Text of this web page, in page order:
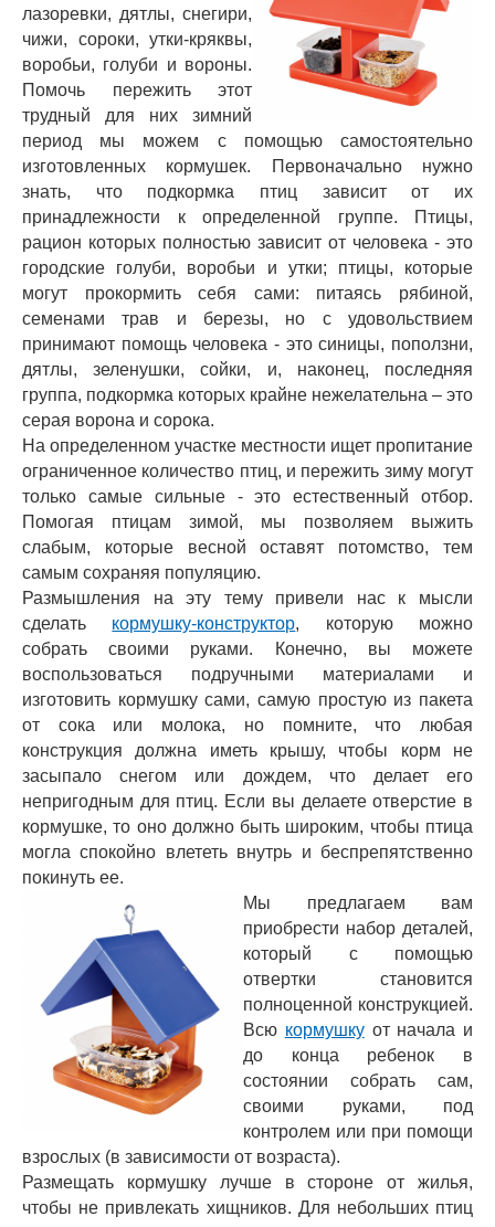
лазоревки, дятлы, снегири,
чижи, сороки, утки-кряквы,
воробьи, голуби и вороны.
Помочь пережить этот
трудный для них зимний
период мы можем с помощью самостоятельно
изготовленных кормушек. Первоначально нужно
знать, что подкормка птиц зависит от их
принадлежности к определенной группе. Птицы,
рацион которых полностью зависит от человека - это
городские голуби, воробьи и утки; птицы, которые
могут прокормить себя сами: питаясь рябиной,
семенами трав и березы, но с удовольствием
принимают помощь человека - это синицы, поползни,
дятлы, зеленушки, сойки, и, наконец, последняя
группа, подкормка которых крайне нежелательна – это
серая ворона и сорока.
На определенном участке местности ищет пропитание
ограниченное количество птиц, и пережить зиму могут
только самые сильные - это естественный отбор.
Помогая птицам зимой, мы позволяем выжить
слабым, которые весной оставят потомство, тем
самым сохраняя популяцию.
Размышления на эту тему привели нас к мысли
сделать кормушку-конструктор, которую можно
собрать своими руками. Конечно, вы можете
воспользоваться подручными материалами и
изготовить кормушку сами, самую простую из пакета
от сока или молока, но помните, что любая
конструкция должна иметь крышу, чтобы корм не
засыпало снегом или дождем, что делает его
непригодным для птиц. Если вы делаете отверстие в
кормушке, то оно должно быть широким, чтобы птица
могла спокойно влететь внутрь и беспрепятственно
покинуть ее.
Мы предлагаем вам
приобрести набор деталей,
который с помощью
отвертки становится
полноценной конструкцией.
Всю кормушкуот начала и
до конца ребенок в
состоянии собрать сам,
своими руками, под
контролем или при помощи
взрослых (в зависимости от возраста).
Размещать кормушку лучше в стороне от жилья,
чтобы не привлекать хищников. Для небольших птиц